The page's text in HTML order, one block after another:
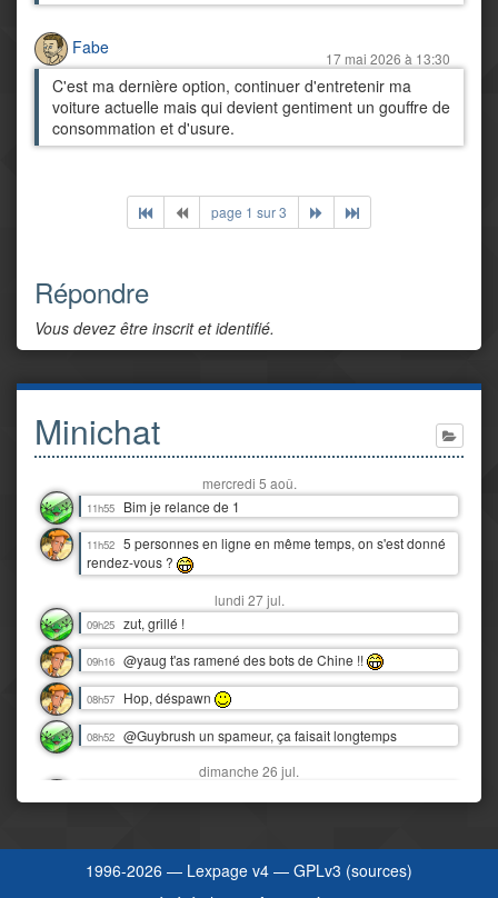
Fabe
17 mai 2026 à 13:30
C'est ma dernière option, continuer d'entretenir ma
voiture actuelle mais qui devient gentiment un gouffre de
consommation et d'usure.
page 1 sur 3
Répondre
Vous devez être inscrit et identifié.
Minichat
mercredi 5 aoû.
11h55 Bim je relance de 1
11h52 5 personnes en ligne en même temps, on s'est donné
rendez-vous ?
lundi 27 jul.
09h25 zut, grillé !
09h16 @yaug t'as ramené des bots de Chine !!
08h57 Hop, déspawn
08h52 @Guybrush un spameur, ça faisait longtemps
dimanche 26 jul.
J'étais moins heureux que quand c'était juste de la pluie ! :D
samedi 25 jul.
1996-2026 — Lexpage v4 — GPLv3 (sources)